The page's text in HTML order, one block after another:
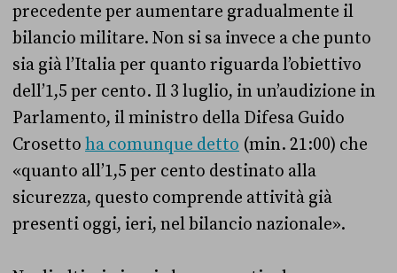
precedente per aumentare gradualmente il
bilancio militare. Non si sa invece a che punto
sia già l’Italia per quanto riguarda l’obiettivo
dell’1,5 per cento. Il 3 luglio, in un’audizione in
Parlamento, il ministro della Difesa Guido
Crosetto ha comunque detto (min. 21:00) che
«quanto all’1,5 per cento destinato alla
sicurezza, questo comprende attività già
presenti oggi, ieri, nel bilancio nazionale».